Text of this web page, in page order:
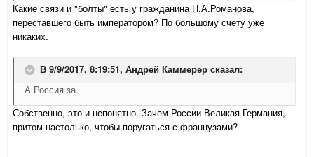
Какие связи и "болты" есть у гражданина Н.А.Романова,
переставшего быть императором? По большому счёту уже
никаких.
В 9/9/2017, 8:19:51, Андрей Каммерер сказал:
А Россия за.
Собственно, это и непонятно. Зачем России Великая Германия,
притом настолько, чтобы поругаться с французами?